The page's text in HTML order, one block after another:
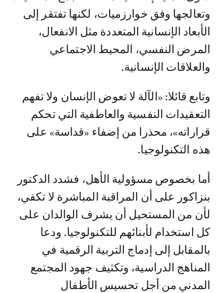
وتعالجها وفق خوارزميات، لكنها تفتقر إلى
الأبعاد الإنسانية المتعددة مثل الانفعال،
المرض النفسي، المحيط الاجتماعي
والعلاقات الإنسانية.
وتابع قائلا: «الآلة لا تعوض الإنسان ولا تفهم
التعقيدات النفسية والعاطفية التي تحكم
قراراته»، محذرا من إضفاء «قداسة» على
هذه التكنولوجيا.
أما بخصوص مسؤولية الأهل، فشدد الدكتور
بنزاكور على أن المراقبة المباشرة لا تكفي،
لأن من المستحيل أن يشرف الوالدان على
كل استخدام لأبنائهم للتكنولوجيا. ودعا
بالمقابل إلى إدماج التربية الرقمية في
المناهج الدراسية، وتكثيف جهود المجتمع
المدني من أجل تحسيس الأطفال